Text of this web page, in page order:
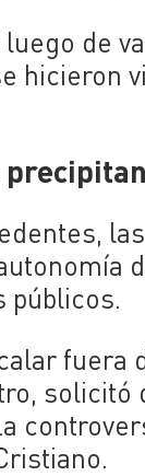
de
hicieron
públicos.
fuera